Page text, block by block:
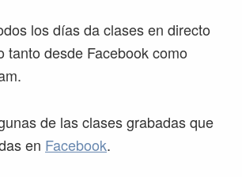
los días da clases en directo
tanto desde Facebook como
de las clases grabadas que
en Facebook.